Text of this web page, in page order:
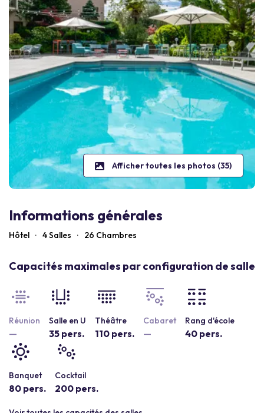
Afficher toutes les photos (35)
Informations générales
Hôtel · 4 Salles · 26 Chambres
Capacités maximales par configuration de salle
Réunion
—
Salle en U
35 pers.
Théâtre
110 pers.
Cabaret
—
Rang d'école
40 pers.
Banquet
80 pers.
Cocktail
200 pers.